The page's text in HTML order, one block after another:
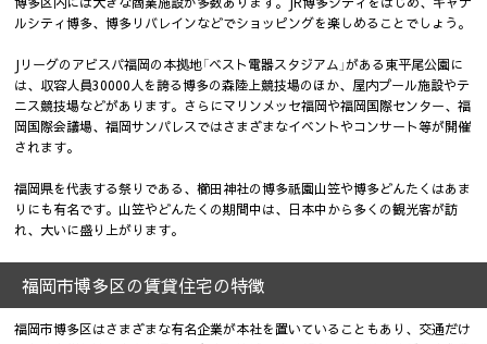
ルシティ博多、博多リバレインなどでショッピングを楽しめることでしょう。
Jリーグのアビスパ福岡の本拠地「ベスト電器スタジアム」がある東平尾公園に
は、収容人員30000人を誇る博多の森陸上競技場のほか、屋内プール施設やテ
ニス競技場などがあります。さらにマリンメッセ福岡や福岡国際センター、福
岡国際会議場、福岡サンパレスではさまざまなイベントやコンサート等が開催
されます。
福岡県を代表する祭りである、櫛田神社の博多祇園山笠や博多どんたくはあま
りにも有名です。山笠やどんたくの期間中は、日本中から多くの観光客が訪
れ、大いに盛り上がります。
福岡市博多区の賃貸住宅の特徴
福岡市博多区はさまざまな有名企業が本社を置いていることもあり、交通だけ